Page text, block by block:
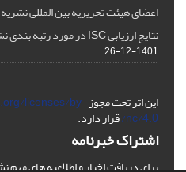
اعضای هیئت تحریریه بین المللی
نتایج ارزیابی ISC در مورد رتبه بندی نشریات علمی کشور در سال 1399
1401-12-26
این اثر تحت مجوزlicenses/by-
nc/4.0/ قرار دارد.
اشتراک خبرنامه
برای دریافت اخبار و اطلاعیه های